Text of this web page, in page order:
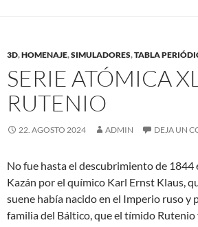
3D,HOMENAJE,SIMULADORES,TABLA
SERIE ATÓMICA
RUTENIO
22. AGOSTO 2024 ADMIN DEJA UN
No fue hasta el descubrimiento de 1844
Kazán por el químico Karl Ernst Klaus,
suene había nacido en el Imperio ruso y
familia del Báltico, que el tímido Rutenio